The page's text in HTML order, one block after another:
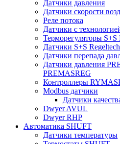
Датчики давления
Датчики скорости
Реле потока
Датчики с
Терморегуляторы S+S
Датчики S+S
Датчики перепада
Датчики давления
PREMASREG
Контроллеры
Modbus датчики
Датчики
Dwyer AVUL
Dwyer RHP
Автоматика SHUFT
Датчики температуры